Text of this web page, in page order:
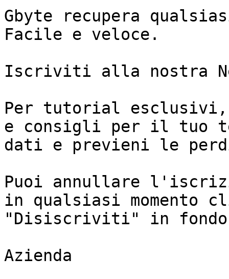
Gbyte recupera
Facile e veloce.
Iscriviti alla nostra
Per tutorial esclusivi,
e consigli per il tuo
dati e previeni le
Puoi annullare
in qualsiasi momento
"Disiscriviti" in
Azienda